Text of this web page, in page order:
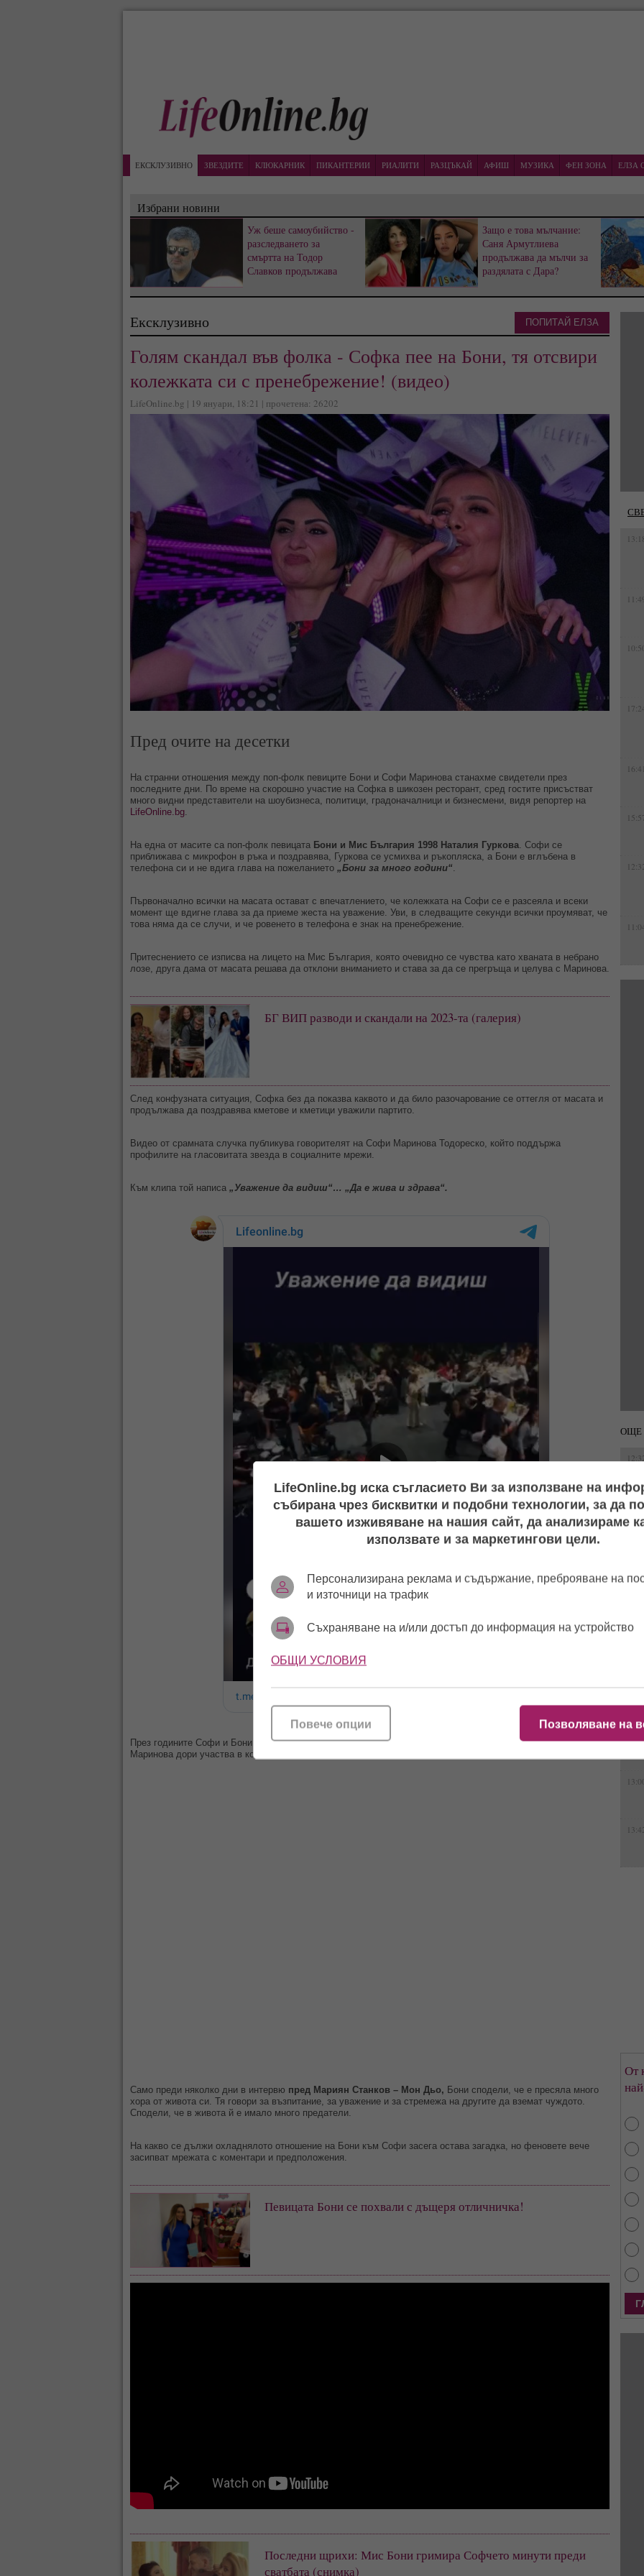
ЕКСКЛУЗИВНО ЗВЕЗДИТЕ КЛЮКАРНИК ПИКАНТЕРИИ РИАЛИТИ РАЗЦЪКАЙ АФИШ МУЗИКА ФЕН ЗОНА ЕЛЗА
Избрани новини
Уж беше самоубийство -
разследването за
смъртта на Тодор
Славков продължава
Защо е това мълчание:
Саня Армутлиева
продължава да мълчи за
раздялата с Дара?
Ексклузивно
Голям скандал във фолка - Софка пее на Бони, тя отсвири
колежката си с пренебрежение! (видео)
LifeOnline.bg | 19 януари, 18:21 | прочетена: 26202
Пред очите на десетки
На странни отношения между поп-фолк певиците Бони и Софи Маринова станахме свидетели през
последните дни. По време на скорошно участие на Софка в шикозен ресторант, сред гостите присъстват
много видни представители на шоубизнеса, политици, градоначалници и бизнесмени, видя репортер на
LifeOnline.bg.
На една от масите са поп-фолк певицата Бони и Мис България 1998 Наталия Гуркова. Софи се
приближава с микрофон в ръка и поздравява, Гуркова се усмихва и ръкопляска, а Бони е вглъбена в
телефона си и не вдига глава на пожеланието „Бони за много години“.
Първоначално всички на масата остават с впечатлението, че колежката на Софи се е разсеяла и всеки
момент ще вдигне глава за да приеме жеста на уважение. Уви, в следващите секунди всички проумяват, че
това няма да се случи, и че ровенето в телефона е знак на пренебрежение.
Притеснението се изписва на лицето на Мис България, която очевидно се чувства като хваната в небрано
лозе, друга дама от масата решава да отклони вниманието и става за да се прегръща и целува с Маринова.
БГ ВИП разводи и скандали на 2023-та (галерия)
След конфузната ситуация, Софка без да показва каквото и да било разочарование се оттегля от масата и
продължава да поздравява кметове и кметици уважили партито.
Видео от срамната случка публикува говорителят на Софи Маринова Тодореско, който поддържа
профилите на гласовитата звезда в социалните мрежи.
Към клипа той написа „Уважение да видиш“… „Да е жива и здрава“.
През годините Софи и Бони са показвали истински приятелски отношения. Пели са заедно на една сцена,
Маринова дори участва в концерта на Бони „20 години на сцена“.
Само преди няколко дни в интервю пред Мариян Станков – Мон Дьо, Бони сподели, че е пресяла много
хора от живота си. Тя говори за възпитание, за уважение и за стремежа на другите да вземат чуждото.
Сподели, че в живота й е имало много предатели.
На какво се дължи охладнялото отношение на Бони към Софи засега остава загадка, но феновете вече
засипват мрежата с коментари и предположения.
Певицата Бони се похвали с дъщеря отличничка!
Последни щрихи: Мис Бони гримира Софчето минути преди
сватбата (снимка)
ПОПИТАЙ ЕЛЗА
16:41
ОЩЕ
16:06
От
LifeOnline.bg иска съгласието Ви за използване на
събирана чрез бисквитки и подобни технологии, за да
вашето изживяване на нашия сайт, да анализираме
използвате и за маркетингови цели.
Персонализирана реклама и съдържание, преброяване на
и източници на трафик
Съхраняване на и/или достъп до информация на устройство
ОБЩИ УСЛОВИЯ
Позволяване на
Повече опции